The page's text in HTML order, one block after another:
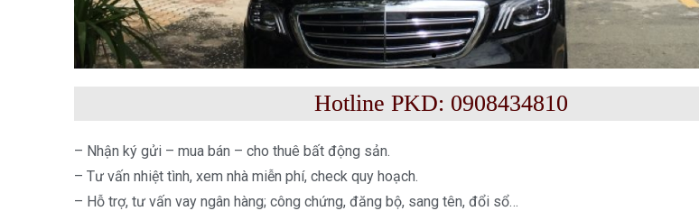
Hotline PKD: 0908434810
– Nhận ký gửi – mua bán – cho thuê bất động sản.
– Tư vấn nhiệt tình, xem nhà miễn phí, check quy hoạch.
– Hỗ trợ, tư vấn vay ngân hàng; công chứng, đăng bộ, sang tên, đổi sổ…